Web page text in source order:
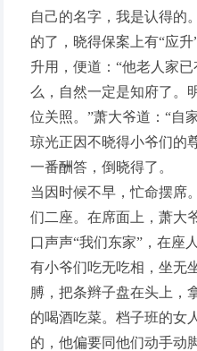
自己的名字，我是认得的
的了，晓得保案上有“应
升用，便道：“他老人家
么，自然一定是知府了。
位关照。”萧大爷道：“自
琼光正因不晓得小爷们的
一番酬答，倒晓得了。
当因时候不早，忙命摆席
们二座。在席面上，萧大
口声声“我们东家”，在座
有小爷们吃无吃相，坐无
膊，把条辫子盘在头上，
的喝酒吃菜。档子班的女
的，他偏要同他们动手动